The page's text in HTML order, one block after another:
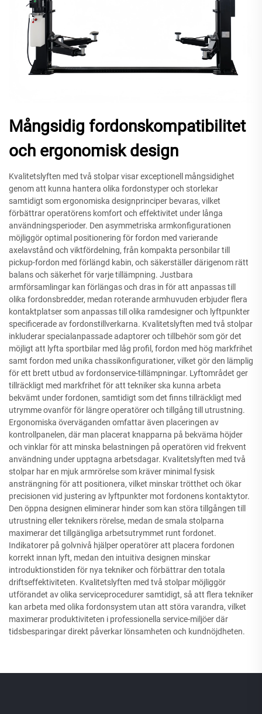
Mångsidig fordonskompatibilitet
och ergonomisk design
Kvalitetslyften med två stolpar visar exceptionell mångsidighet
genom att kunna hantera olika fordonstyper och storlekar
samtidigt som ergonomiska designprinciper bevaras, vilket
förbättrar operatörens komfort och effektivitet under långa
användningsperioder. Den asymmetriska armkonfigurationen
möjliggör optimal positionering för fordon med varierande
axelavstånd och viktfördelning, från kompakta personbilar till
pickup-fordon med förlängd kabin, och säkerställer därigenom rätt
balans och säkerhet för varje tillämpning. Justbara
armförsamlingar kan förlängas och dras in för att anpassas till
olika fordonsbredder, medan roterande armhuvuden erbjuder flera
kontaktplatser som anpassas till olika ramdesigner och lyftpunkter
specificerade av fordonstillverkarna. Kvalitetslyften med två stolpar
inkluderar specialanpassade adaptorer och tillbehör som gör det
möjligt att lyfta sportbilar med låg profil, fordon med hög markfrihet
samt fordon med unika chassikonfigurationer, vilket gör den lämplig
för ett brett utbud av fordonservice-tillämpningar. Lyftområdet ger
tillräckligt med markfrihet för att tekniker ska kunna arbeta
bekvämt under fordonen, samtidigt som det finns tillräckligt med
utrymme ovanför för längre operatörer och tillgång till utrustning.
Ergonomiska överväganden omfattar även placeringen av
kontrollpanelen, där man placerat knapparna på bekväma höjder
och vinklar för att minska belastningen på operatören vid frekvent
användning under upptagna arbetsdagar. Kvalitetslyften med två
stolpar har en mjuk armrörelse som kräver minimal fysisk
ansträngning för att positionera, vilket minskar trötthet och ökar
precisionen vid justering av lyftpunkter mot fordonens kontaktytor.
Den öppna designen eliminerar hinder som kan störa tillgången till
utrustning eller teknikers rörelse, medan de smala stolparna
maximerar det tillgängliga arbetsutrymmet runt fordonet.
Indikatorer på golvnivå hjälper operatörer att placera fordonen
korrekt innan lyft, medan den intuitiva designen minskar
introduktionstiden för nya tekniker och förbättrar den totala
driftseffektiviteten. Kvalitetslyften med två stolpar möjliggör
utförandet av olika serviceprocedurer samtidigt, så att flera tekniker
kan arbeta med olika fordonsystem utan att störa varandra, vilket
maximerar produktiviteten i professionella service-miljöer där
tidsbesparingar direkt påverkar lönsamheten och kundnöjdheten.